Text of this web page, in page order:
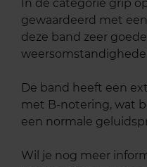
In de categorie grip
gewaardeerd met
deze band zeer
De band heeft een
met B-notering, wat
een normale
Wil je nog meer